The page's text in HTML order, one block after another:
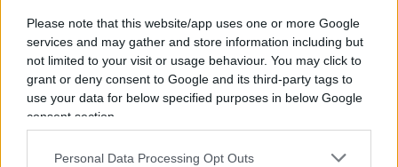
Please note that this website/app uses one or more Google
services and may gather and store information including but
not limited to your visit or usage behaviour. You may click to
grant or deny consent to Google and its third-party tags to
use your data for below specified purposes in below Google
consent section.
Personal Data Processing Opt Outs
a un tavolo e vediamo che cosa vogliono fare.
Altrimenti il no diventa pretestuoso”, ha dichiarato
il vicepremier. Il ragionamento di Tajani è chiaro:
la maggioranza presenta un testo, l’opposizione
può proporre modifiche, ma non può limitarsi a
respingere tutto prima ancora di sedersi.